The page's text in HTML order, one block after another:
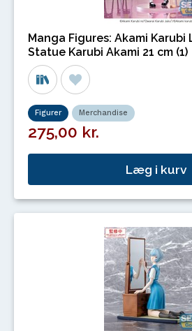
Manga Figures: Akami Karubi
Statue Karubi Akami 21 cm (1)
Figurer Merchandise
275,00 kr.
Læg i kurv